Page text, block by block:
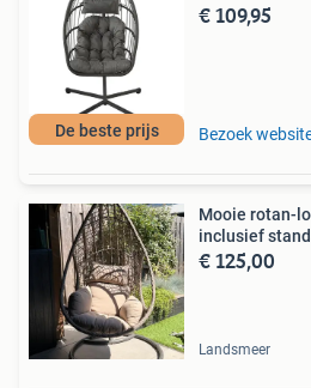
De beste prijs
€ 109,95
Bezoek
Mooie rotan-
inclusief
€ 125,00
Landsmeer